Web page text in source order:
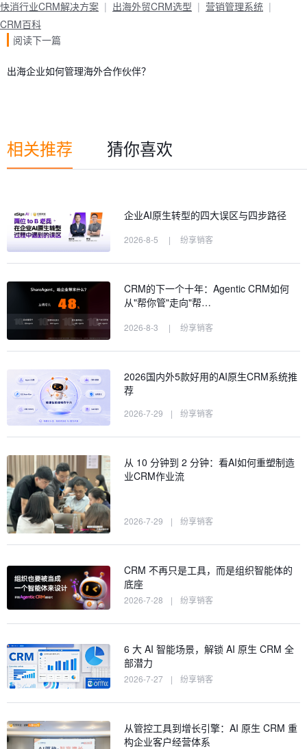
快消行业CRM解决方案 出海外贸CRM选型
营销管理系统
CRM百科
阅读下一篇
出海企业如何管理海外合作伙伴？
相关推荐 猜你喜欢
企业AI原生转型的四大误区与四步路径
2026-8-5 | 纷享销客
CRM的下一个十年：Agentic CRM如何
从"帮你管"走向"帮…
2026-8-3 | 纷享销客
2026国内外5款好用的AI原生CRM系统推
荐
2026-7-29 | 纷享销客
从 10 分钟到 2 分钟：看AI如何重塑制造
业CRM作业流
2026-7-29 | 纷享销客
CRM 不再只是工具，而是组织智能体的
底座
2026-7-28 | 纷享销客
6 大 AI 智能场景，解锁 AI 原生 CRM 全
部潜力
2026-7-27 | 纷享销客
从管控工具到增长引擎：AI 原生 CRM 重
构企业客户经营体系